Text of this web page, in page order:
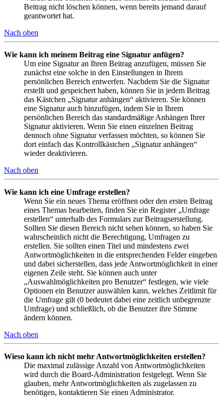
Beitrag nicht löschen können, wenn bereits jemand darauf
geantwortet hat.
Nach oben
Wie kann ich meinem Beitrag eine Signatur anfügen?
Um eine Signatur an Ihren Beitrag anzufügen, müssen Sie
zunächst eine solche in den Einstellungen in Ihrem
persönlichen Bereich entwerfen. Nachdem Sie die Signatur
erstellt und gespeichert haben, können Sie in jedem Beitrag
das Kästchen „Signatur anhängen“ aktivieren. Sie können
eine Signatur auch hinzufügen, indem Sie in Ihrem
persönlichen Bereich das standardmäßige Anhängen Ihrer
Signatur aktivieren. Wenn Sie einen einzelnen Beitrag
dennoch ohne Signatur verfassen möchten, so können Sie
dort einfach das Kontrollkästchen „Signatur anhängen“
wieder deaktivieren.
Nach oben
Wie kann ich eine Umfrage erstellen?
Wenn Sie ein neues Thema eröffnen oder den ersten Beitrag
eines Themas bearbeiten, finden Sie ein Register „Umfrage
erstellen“ unterhalb des Formulars zur Beitragserstellung.
Sollten Sie diesen Bereich nicht sehen können, so haben Sie
wahrscheinlich nicht die Berechtigung, Umfragen zu
erstellen. Sie sollten einen Titel und mindestens zwei
Antwortmöglichkeiten in die entsprechenden Felder eingeben
und dabei sicherstellen, dass jede Antwortmöglichkeit in einer
eigenen Zeile steht. Sie können auch unter
„Auswahlmöglichkeiten pro Benutzer“ festlegen, wie viele
Optionen ein Benutzer auswählen kann, welches Zeitlimit für
die Umfrage gilt (0 bedeutet dabei eine zeitlich unbegrenzte
Umfrage) und schließlich, ob die Benutzer ihre Stimme
ändern können.
Nach oben
Wieso kann ich nicht mehr Antwortmöglichkeiten erstellen?
Die maximal zulässige Anzahl von Antwortmöglichkeiten
wird durch die Board-Administration festgelegt. Wenn Sie
glauben, mehr Antwortmöglichkeiten als zugelassen zu
benötigen, kontaktieren Sie einen Administrator.